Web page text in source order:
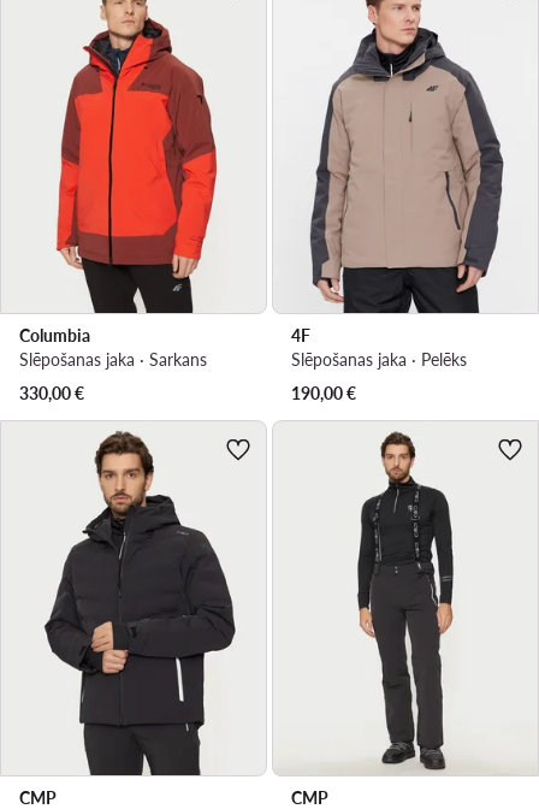
Columbia
Slēpošanas jaka · Sarkans
330,00€
4F
Slēpošanas jaka · Pelēks
190,00€
CMP
CMP